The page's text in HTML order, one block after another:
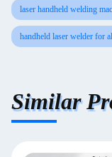
laser handheld welding
handheld laser welder for
Similar